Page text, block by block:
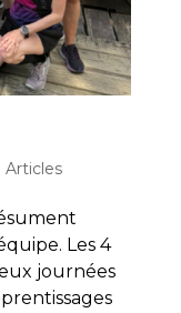
Articles
Les 4
journées